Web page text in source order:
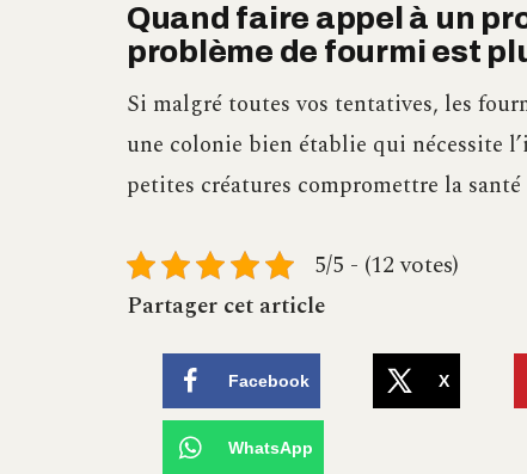
Quand faire appel à un
problème de fourmi est
Si malgré toutes vos tentatives, les
une colonie bien établie qui nécessite
petites créatures compromettre la
5/5 - (12 votes)
Partager cet article
Facebook X
WhatsApp